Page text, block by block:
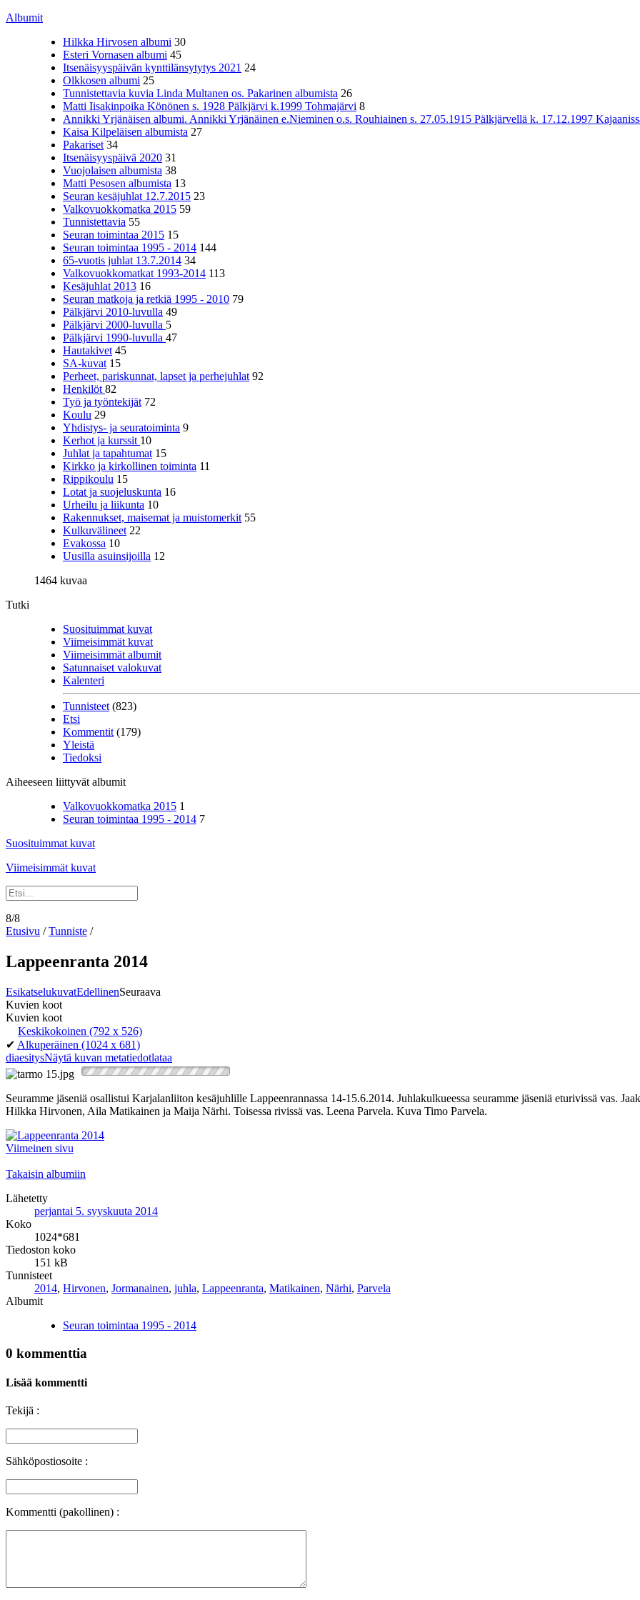
Albumit
Hilkka Hirvosen albumi 30
Esteri Vornasen albumi 45
Itsenäisyyspäivän kynttilänsytytys 2021 24
Olkkosen albumi 25
Tunnistettavia kuvia Linda Multanen os. Pakarinen albumista 26
Matti Iisakinpoika Könönen s. 1928 Pälkjärvi k.1999 Tohmajärvi 8
Annikki Yrjänäisen albumi. Annikki Yrjänäinen e.Nieminen o.s. Rouhiainen s. 27.05.1915 Pälkjärvellä k. 17.12.1997
Kaisa Kilpeläisen albumista 27
Pakariset 34
Itsenäisyyspäivä 2020 31
Vuojolaisen albumista 38
Matti Pesosen albumista 13
Seuran kesäjuhlat 12.7.2015 23
Valkovuokkomatka 2015 59
Tunnistettavia 55
Seuran toimintaa 2015 15
Seuran toimintaa 1995 - 2014 144
65-vuotis juhlat 13.7.2014 34
Valkovuokkomatkat 1993-2014 113
Kesäjuhlat 2013 16
Seuran matkoja ja retkiä 1995 - 2010 79
Pälkjärvi 2010-luvulla 49
Pälkjärvi 2000-luvulla 5
Pälkjärvi 1990-luvulla 47
Hautakivet 45
SA-kuvat 15
Perheet, pariskunnat, lapset ja perhejuhlat 92
Henkilöt 82
Työ ja työntekijät 72
Koulu 29
Yhdistys- ja seuratoiminta 9
Kerhot ja kurssit 10
Juhlat ja tapahtumat 15
Kirkko ja kirkollinen toiminta 11
Rippikoulu 15
Lotat ja suojeluskunta 16
Urheilu ja liikunta 10
Rakennukset, maisemat ja muistomerkit 55
Kulkuvälineet 22
Evakossa 10
Uusilla asuinsijoilla 12
1464 kuvaa
Tutki
Suosituimmat kuvat
Viimeisimmät kuvat
Viimeisimmät albumit
Satunnaiset valokuvat
Kalenteri
Tunnisteet (823)
Etsi
Kommentit (179)
Yleistä
Tiedoksi
Aiheeseen liittyvät albumit
Valkovuokkomatka 2015 1
Seuran toimintaa 1995 - 2014 7
Suosituimmat kuvat
Viimeisimmät kuvat
8/8
Etusivu /Tunniste /
Lappeenranta 2014
EsikatselukuvatEdellinenSeuraava
Kuvien koot
Kuvien koot
Keskikokoinen (792 x 526)
✔ Alkuperäinen (1024 x 681)
diaesitysNäytä kuvan metatiedotlataa
Seuramme jäseniä osallistui Karjalanliiton kesäjuhlille Lappeenrannassa 14-15.6.2014. Juhlakulkueessa seuramme jäseniä eturivissä vas.
Hilkka Hirvonen, Aila Matikainen ja Maija Närhi. Toisessa rivissä vas. Leena Parvela. Kuva Timo Parvela.
Viimeinen sivu
Takaisin albumiin
Lähetetty
perjantai 5. syyskuuta 2014
Koko
1024*681
Tiedoston koko
151 kB
Tunnisteet
2014, Hirvonen, Jormanainen, juhla, Lappeenranta, Matikainen, Närhi, Parvela
Albumit
Seuran toimintaa 1995 - 2014
0 kommenttia
Lisää kommentti
Tekijä :
Sähköpostiosoite :
Kommentti (pakollinen) :